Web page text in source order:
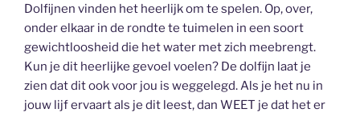
Dolfijnen vinden het heerlijk om te spelen. Op, over,
onder elkaar in de rondte te tuimelen in een soort
gewichtloosheid die het water met zich meebrengt.
Kun je dit heerlijke gevoel voelen? De dolfijn laat je
zien dat dit ook voor jou is weggelegd. Als je het nu in
jouw lijf ervaart als je dit leest, dan WEET je dat het er